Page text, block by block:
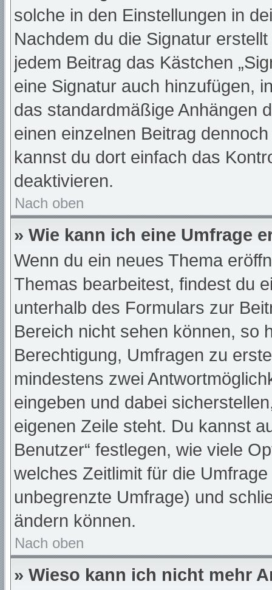
solche in den Einstellungen in
Nachdem du die Signatur
jedem Beitrag das Kästchen
eine Signatur auch hinzufügen,
das standardmäßige Anhängen
einen einzelnen Beitrag
kannst du dort einfach das
deaktivieren.
Nach oben
» Wie kann ich eine Umfrage
Wenn du ein neues Thema
Themas bearbeitest, findest du
unterhalb des Formulars zur
Bereich nicht sehen können, so
Berechtigung, Umfragen zu
mindestens zwei
eingeben und dabei
eigenen Zeile steht. Du kannst
Benutzer“ festlegen, wie viele
welches Zeitlimit für die
unbegrenzte Umfrage) und
ändern können.
Nach oben
» Wieso kann ich nicht mehr